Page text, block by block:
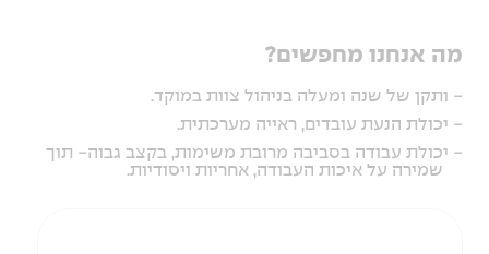
מה אנחנו מחפשים?
- ותקן של שנה ומעלה בניהול צוות במוקד.
- יכולת הנעת עובדים, ראייה מערכתית.
- יכולת עבודה בסביבה מרובת משימות, בקצב גבוה- תוך
שמירה על איכות העבודה, אחריות ויסודיות.